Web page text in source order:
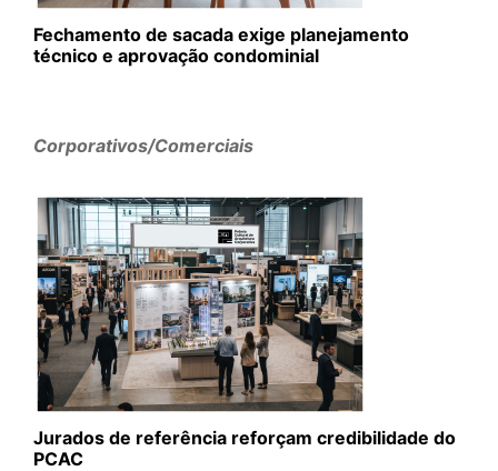
Fechamento de sacada exige planejamento
técnico e aprovação condominial
Corporativos/Comerciais
Jurados de referência reforçam credibilidade do
PCAC